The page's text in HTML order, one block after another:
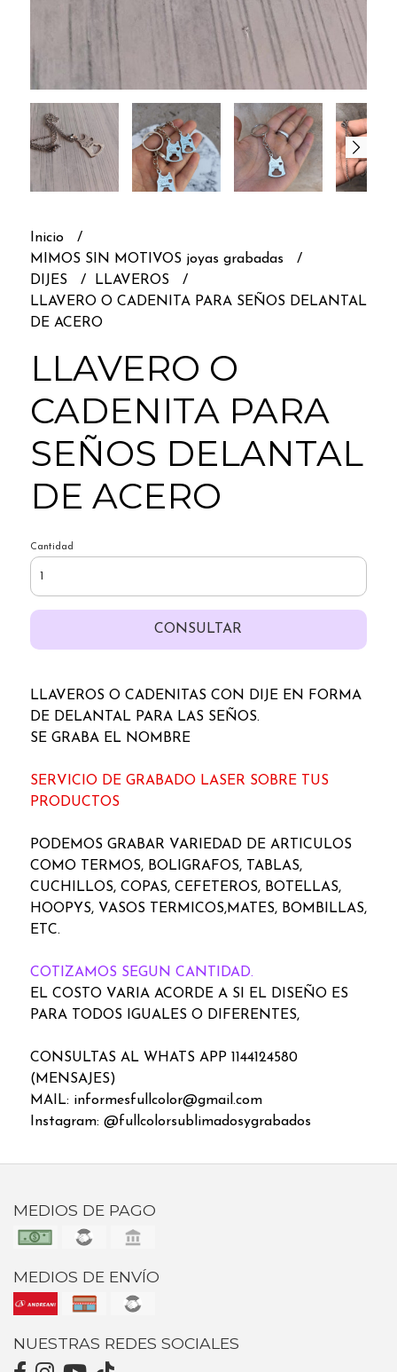
Inicio
MIMOS SIN MOTIVOS joyas grabadas
DIJES
LLAVEROS
LLAVERO O CADENITA PARA SEÑOS DELANTAL
DE ACERO
LLAVERO O
CADENITA PARA
SEÑOS DELANTAL
DE ACERO
Cantidad
CONSULTAR
LLAVEROS O CADENITAS CON DIJE EN FORMA
DE DELANTAL PARA LAS SEÑOS.
SE GRABA EL NOMBRE
SERVICIO DE GRABADO LASER SOBRE TUS
PRODUCTOS
PODEMOS GRABAR VARIEDAD DE ARTICULOS
COMO TERMOS, BOLIGRAFOS, TABLAS,
CUCHILLOS, COPAS, CEFETEROS, BOTELLAS,
HOOPYS, VASOS TERMICOS,MATES, BOMBILLAS,
ETC.
COTIZAMOS SEGUN CANTIDAD.
EL COSTO VARIA ACORDE A SI EL DISEÑO ES
PARA TODOS IGUALES O DIFERENTES,
CONSULTAS AL WHATS APP 1144124580
(MENSAJES)
MAIL: informesfullcolor@gmail.com
Instagram: @fullcolorsublimadosygrabados
MEDIOS DE PAGO
MEDIOS DE ENVÍO
NUESTRAS REDES SOCIALES